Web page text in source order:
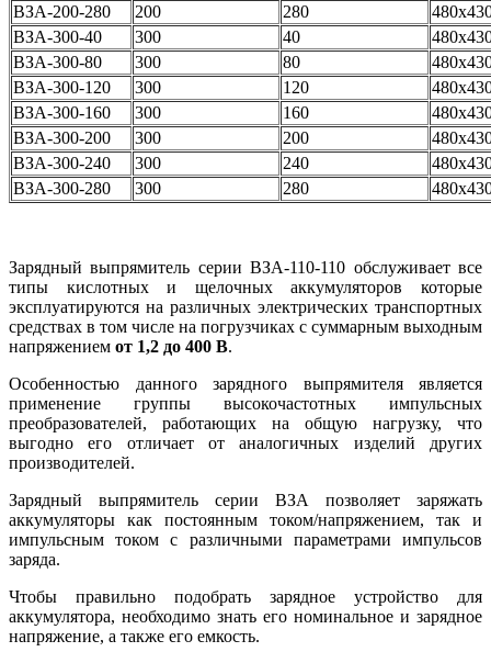
ВЗА-200-280
200 280
ВЗА-300-40
300 40
ВЗА-300-80
300 80
ВЗА-300-120
300 120
ВЗА-300-160
300 160
ВЗА-300-200
300 200
ВЗА-300-240
300 240
ВЗА-300-280
300 280
Зарядный выпрямитель серии ВЗА-110-110 обслуживает все
типы кислотных и щелочных аккумуляторов которые
эксплуатируются на различных электрических транспортных
средствах в том числе на погрузчиках с суммарным выходным
напряжением от 1,2 до 400 В.
Особенностью данного зарядного выпрямителя является
применение группы высокочастотных импульсных
преобразователей, работающих на общую нагрузку, что
выгодно его отличает от аналогичных изделий других
производителей.
Зарядный выпрямитель серии ВЗА позволяет заряжать
аккумуляторы как постоянным током/напряжением, так и
импульсным током с различными параметрами импульсов
заряда.
Чтобы правильно подобрать зарядное устройство для
аккумулятора, необходимо знать его номинальное и зарядное
напряжение, а также его емкость.